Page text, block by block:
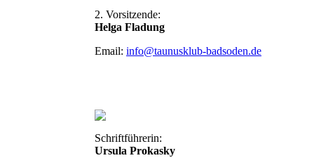
2. Vorsitzende:
Helga Fladung
Email: info@taunusklub-badsoden.de
Schriftführerin:
Ursula Prokasky